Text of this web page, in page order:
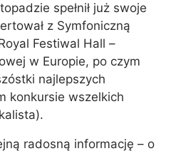
spełnił już swoje
z Symfoniczną
Festiwal Hall –
w Europie, po czym
najlepszych
konkursie wszelkich
radosną informację – o